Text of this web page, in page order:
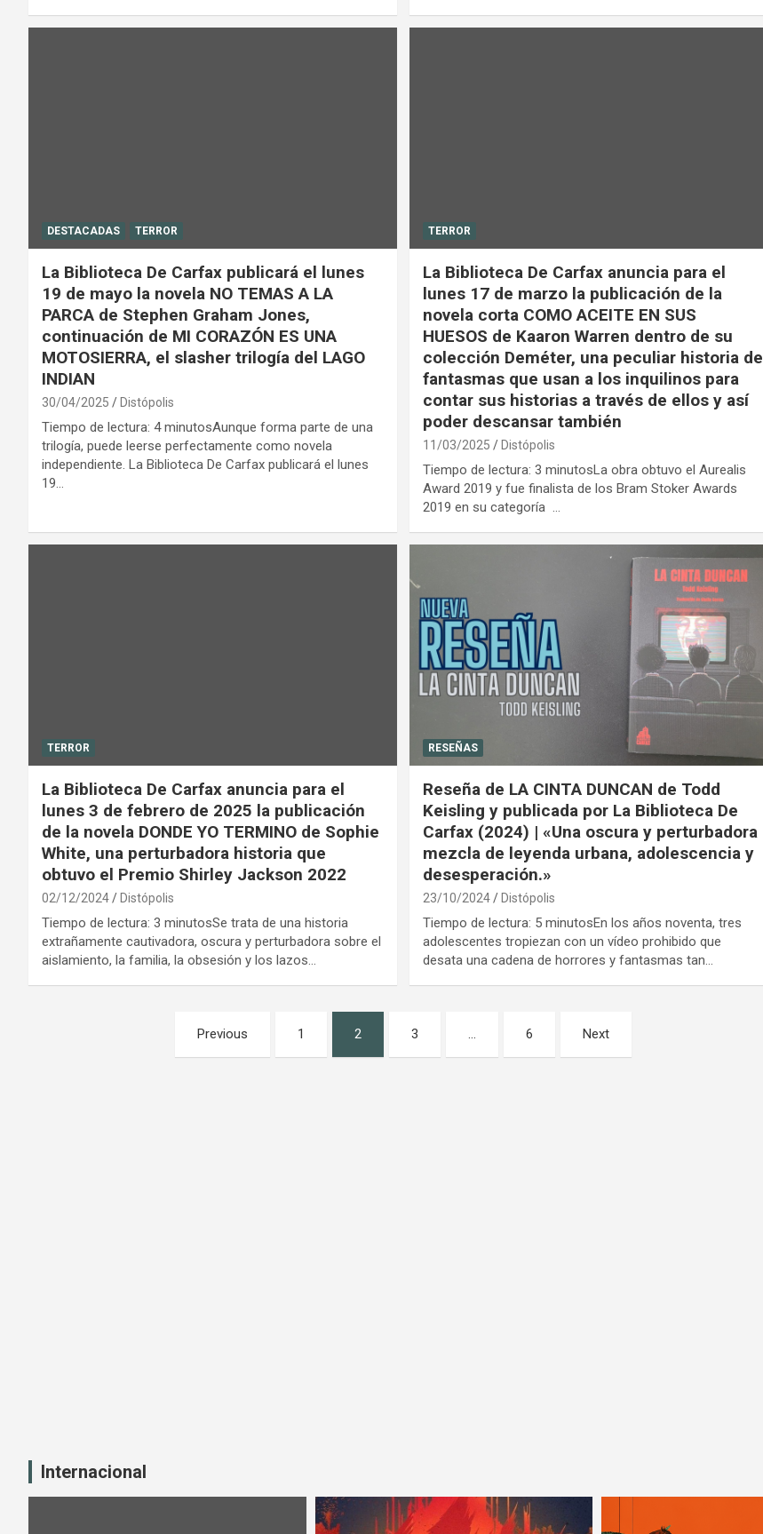
DESTACADAS TERROR
La Biblioteca De Carfax publicará el lunes
19 de mayo la novela NO TEMAS A LA
PARCA de Stephen Graham Jones,
continuación de MI CORAZÓN ES UNA
MOTOSIERRA, el slasher trilogía del LAGO
INDIAN
30/04/2025 Distópolis
Tiempo de lectura: 4 minutosAunque forma parte de una
trilogía, puede leerse perfectamente como novela
independiente. La Biblioteca De Carfax publicará el lunes
19…
TERROR
La Biblioteca De Carfax anuncia para el
lunes 17 de marzo la publicación de la
novela corta COMO ACEITE EN SUS
HUESOS de Kaaron Warren dentro de su
colección Deméter, una peculiar historia de
fantasmas que usan a los inquilinos para
contar sus historias a través de ellos y así
poder descansar también
11/03/2025 Distópolis
Tiempo de lectura: 3 minutosLa obra obtuvo el Aurealis
Award 2019 y fue finalista de los Bram Stoker Awards
2019 en su categoría …
TERROR
La Biblioteca De Carfax anuncia para el
lunes 3 de febrero de 2025 la publicación
de la novela DONDE YO TERMINO de Sophie
White, una perturbadora historia que
obtuvo el Premio Shirley Jackson 2022
02/12/2024 Distópolis
Tiempo de lectura: 3 minutosSe trata de una historia
extrañamente cautivadora, oscura y perturbadora sobre el
aislamiento, la familia, la obsesión y los lazos…
RESEÑAS
Reseña de LA CINTA DUNCAN de Todd
Keisling y publicada por La Biblioteca De
Carfax (2024) | «Una oscura y perturbadora
mezcla de leyenda urbana, adolescencia y
desesperación.»
23/10/2024 Distópolis
Tiempo de lectura: 5 minutosEn los años noventa, tres
adolescentes tropiezan con un vídeo prohibido que
desata una cadena de horrores y fantasmas tan…
Previous 1 2 3 … 6 Next
Internacional